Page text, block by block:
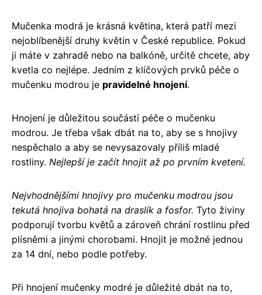
Mučenka modrá je krásná květina, která patří mezi
nejoblíbenější druhy květin v České republice. Pokud
ji máte v zahradě nebo na balkóně, určitě chcete, aby
kvetla co nejlépe. Jedním z klíčových prvků péče o
mučenku modrou je pravidelné hnojení.
Hnojení je důležitou součástí péče o mučenku
modrou. Je třeba však dbát na to, aby se s hnojivy
nespěchalo a aby se nevysazovaly příliš mladé
rostliny. Nejlepší je začít hnojit až po prvním kvetení.
Nejvhodnějšími hnojivy pro mučenku modrou jsou
tekutá hnojiva bohatá na draslík a fosfor. Tyto živiny
podporují tvorbu květů a zároveň chrání rostlinu před
plísněmi a jinými chorobami. Hnojit je možné jednou
za 14 dní, nebo podle potřeby.
Při hnojení mučenky modré je důležité dbát na to,